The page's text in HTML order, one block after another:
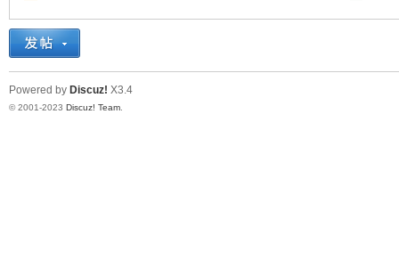
Powered by Discuz! X3.4
© 2001-2023 Discuz! Team.